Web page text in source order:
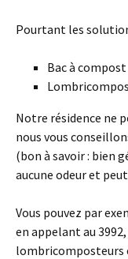
Pourtant les
Bac à compost
Notre résidence ne
nous vous
(bon à savoir : bien
aucune odeur et
Vous pouvez par
en appelant au
lombricomposteurs